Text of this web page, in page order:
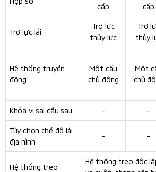
Động cơ mới của Mitsubishi
Mitsubishi Triton 2026 phiên bản
Drive Mode 7 chế độ lái, bao gồm: